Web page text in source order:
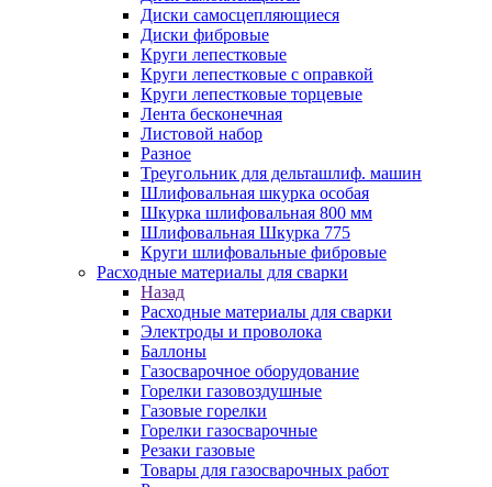
Диски самосцепляющиеся
Диски фибровые
Круги лепестковые
Круги лепестковые с оправкой
Круги лепестковые торцевые
Лента бесконечная
Листовой набор
Разное
Треугольник для дельташлиф. машин
Шлифовальная шкурка особая
Шкурка шлифовальная 800 мм
Шлифовальная Шкурка 775
Круги шлифовальные фибровые
Расходные материалы для сварки
Назад
Расходные материалы для сварки
Электроды и проволока
Баллоны
Газосварочное оборудование
Горелки газовоздушные
Газовые горелки
Горелки газосварочные
Резаки газовые
Товары для газосварочных работ